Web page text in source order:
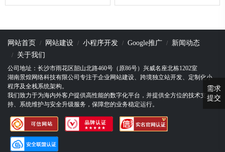
网站首页 网站建设 小程序开发 Google推广
新闻动态
关于我们
公司地址：长沙市雨花区韶山北路460号（原86号）兴威名座北栋1202室
湖南景煌网络科技有限公司专注于企业网站建设、跨境独立站开发、定制化小
程序及全栈系统架构。
我们致力于为海内外客户提供高性能的数字化平台，并提供全方位的技术支
持、系统维护与安全升级服务，保障您的业务稳定运行。
需求
提交